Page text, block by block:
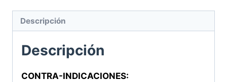
Descripción
Descripción
CONTRA-INDICACIONES: